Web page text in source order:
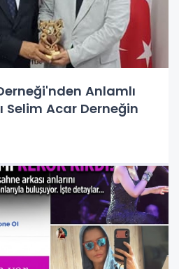
Anlamlı
Selim Acar Derneğin